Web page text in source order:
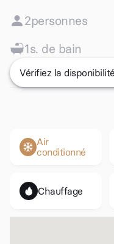
2personnes
1s. de bain
Vérifiez la
Air
conditionné
Chauffage